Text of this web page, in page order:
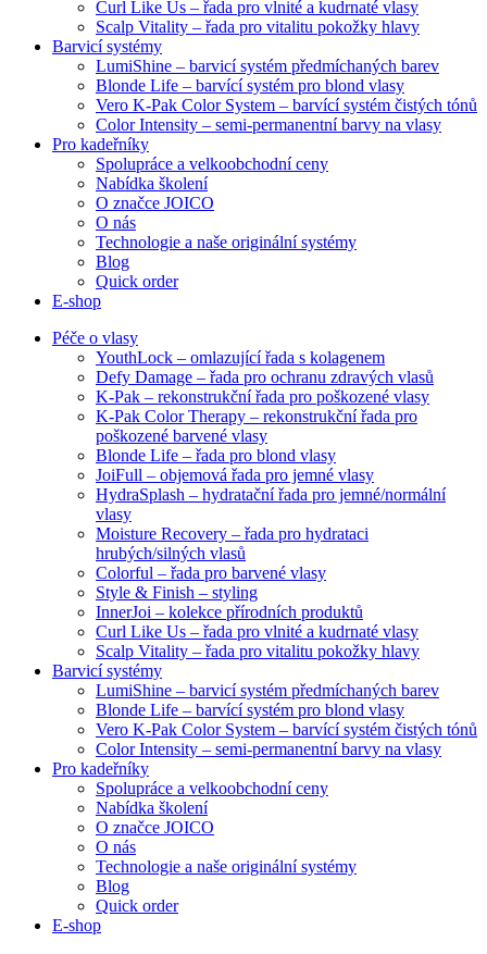
Curl Like Us – řada pro vlnité a kudrnaté vlasy
Scalp Vitality – řada pro vitalitu pokožky hlavy
Barvicí systémy
LumiShine – barvicí systém předmíchaných barev
Blonde Life – barvící systém pro blond vlasy
Vero K-Pak Color System – barvící systém čistých tónů
Color Intensity – semi-permanentní barvy na vlasy
Pro kadeřníky
Spolupráce a velkoobchodní ceny
Nabídka školení
O značce JOICO
O nás
Technologie a naše originální systémy
Blog
Quick order
E-shop
Péče o vlasy
YouthLock – omlazující řada s kolagenem
Defy Damage – řada pro ochranu zdravých vlasů
K-Pak – rekonstrukční řada pro poškozené vlasy
K-Pak Color Therapy – rekonstrukční řada pro
poškozené barvené vlasy
Blonde Life – řada pro blond vlasy
JoiFull – objemová řada pro jemné vlasy
HydraSplash – hydratační řada pro jemné/normální
vlasy
Moisture Recovery – řada pro hydrataci
hrubých/silných vlasů
Colorful – řada pro barvené vlasy
Style & Finish – styling
InnerJoi – kolekce přírodních produktů
Curl Like Us – řada pro vlnité a kudrnaté vlasy
Scalp Vitality – řada pro vitalitu pokožky hlavy
Barvicí systémy
LumiShine – barvicí systém předmíchaných barev
Blonde Life – barvící systém pro blond vlasy
Vero K-Pak Color System – barvící systém čistých tónů
Color Intensity – semi-permanentní barvy na vlasy
Pro kadeřníky
Spolupráce a velkoobchodní ceny
Nabídka školení
O značce JOICO
O nás
Technologie a naše originální systémy
Blog
Quick order
E-shop